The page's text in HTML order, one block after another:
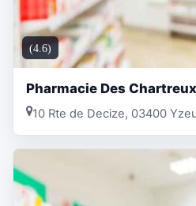
(4.6)
Pharmacie Des Chartreux
10 Rte de Decize, 03400